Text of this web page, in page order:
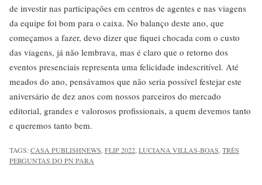
de investir nas participações em centros de agentes e nas viagens
da equipe foi bom para o caixa. No balanço deste ano, que
começamos a fazer, devo dizer que fiquei chocada com o custo
das viagens, já não lembrava, mas é claro que o retorno dos
eventos presenciais representa uma felicidade indescritível. Até
meados do ano, pensávamos que não seria possível festejar este
aniversário de dez anos com nossos parceiros do mercado
editorial, grandes e valorosos profissionais, a quem devemos tanto
e queremos tanto bem.
TAGS:CASA PUBLISHNEWS FLIP 2022 LUCIANA VILLAS-BOAS TRÊS
PERGUNTAS DO PN PARA